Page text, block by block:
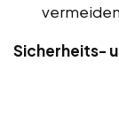
Sicherheits-